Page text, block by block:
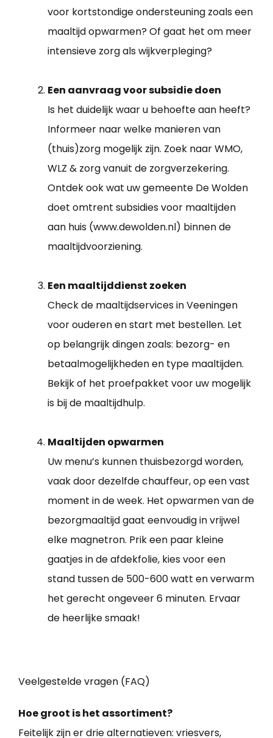
voor kortstondige ondersteuning zoals een
maaltijd opwarmen? Of gaat het om meer
intensieve zorg als wijkverpleging?
Een aanvraag voor subsidie doen
Is het duidelijk waar u behoefte aan heeft?
Informeer naar welke manieren van
(thuis)zorg mogelijk zijn. Zoek naar WMO,
WLZ & zorg vanuit de zorgverzekering.
Ontdek ook wat uw gemeente De Wolden
doet omtrent subsidies voor maaltijden
aan huis (www.dewolden.nl) binnen de
maaltijdvoorziening.
Een maaltijddienst zoeken
Check de maaltijdservices in Veeningen
voor ouderen en start met bestellen. Let
op belangrijk dingen zoals: bezorg- en
betaalmogelijkheden en type maaltijden.
Bekijk of het proefpakket voor uw mogelijk
is bij de maaltijdhulp.
Maaltijden opwarmen
Uw menu’s kunnen thuisbezorgd worden,
vaak door dezelfde chauffeur, op een vast
moment in de week. Het opwarmen van de
bezorgmaaltijd gaat eenvoudig in vrijwel
elke magnetron. Prik een paar kleine
gaatjes in de afdekfolie, kies voor een
stand tussen de 500-600 watt en verwarm
het gerecht ongeveer 6 minuten. Ervaar
de heerlijke smaak!
Veelgestelde vragen (FAQ)
Hoe groot is het assortiment?
Feitelijk zijn er drie alternatieven: vriesvers,